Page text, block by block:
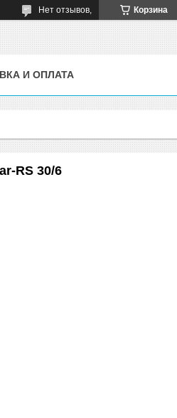
Корзина
Нет отзывов,
И ОПЛАТА
RS 30/6